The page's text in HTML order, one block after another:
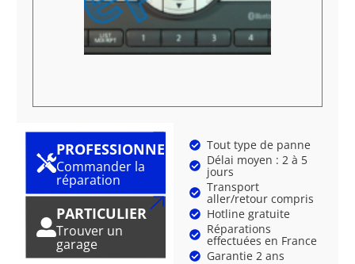
PROFESSIONNEL
Commander la
réparation
PARTICULIER
Trouver un
garage
Tout type de panne
Délai moyen : 2 à 5
jours
Transport
aller/retour compris
Hotline gratuite
Réparations
effectuées en France
Garantie 2 ans